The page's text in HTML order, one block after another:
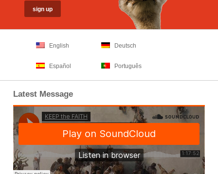
English Deutsch
Español Português
Latest Message